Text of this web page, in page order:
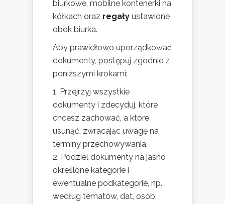
biurkowe, mobilne kontenerki na
kółkach oraz regały ustawione
obok biurka.
Aby prawidłowo uporządkować
dokumenty, postępuj zgodnie z
poniższymi krokami:
Przejrzyj wszystkie
dokumenty i zdecyduj, które
chcesz zachować, a które
usunąć, zwracając uwagę na
terminy przechowywania.
Podziel dokumenty na jasno
określone kategorie i
ewentualne podkategorie, np.
według tematów, dat, osób.